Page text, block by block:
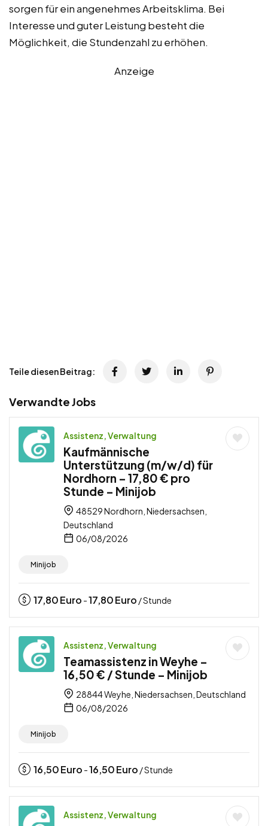
sorgen für ein angenehmes Arbeitsklima. Bei
Interesse und guter Leistung besteht die
Möglichkeit, die Stundenzahl zu erhöhen.
Anzeige
Teile diesen Beitrag:
Verwandte Jobs
Assistenz, Verwaltung
Kaufmännische
Unterstützung (m/w/d) für
Nordhorn – 17,80 € pro
Stunde – Minijob
48529 Nordhorn, Niedersachsen,
Deutschland
06/08/2026
Minijob
17,80Euro -17,80Euro / Stunde
Assistenz, Verwaltung
Teamassistenz in Weyhe –
16,50 € / Stunde – Minijob
28844 Weyhe, Niedersachsen, Deutschland
06/08/2026
Minijob
16,50Euro -16,50Euro / Stunde
Assistenz, Verwaltung